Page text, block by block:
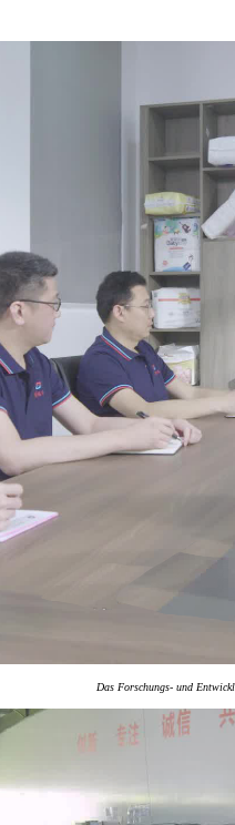
Das Forschungs- und